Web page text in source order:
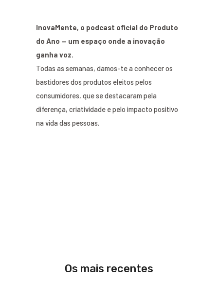
InovaMente, o podcast oficial do Produto
do Ano — um espaço onde a inovação
ganha voz.
Todas as semanas, damos-te a conhecer os
bastidores dos produtos eleitos pelos
consumidores, que se destacaram pela
diferença, criatividade e pelo impacto positivo
na vida das pessoas.
Os mais recentes